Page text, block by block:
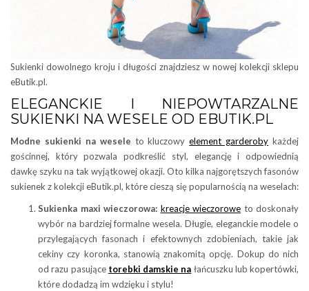
Sukienki dowolnego kroju i długości znajdziesz w nowej kolekcji sklepu
eButik.pl.
ELEGANCKIE I NIEPOWTARZALNE
SUKIENKI NA WESELE OD EBUTIK.PL
Modne sukienki na wesele to kluczowyelement garderoby każdej
gościnnej, który pozwala podkreślić styl, elegancję i odpowiednią
dawkę szyku na tak wyjątkowej okazji. Oto kilka najgorętszych fasonów
sukienek z kolekcji eButik.pl, które cieszą się popularnością na weselach:
Sukienka maxi wieczorowa: kreacje wieczorowe to doskonały
wybór na bardziej formalne wesela. Długie, eleganckie modele o
przylegających fasonach i efektownych zdobieniach, takie jak
cekiny czy koronka, stanowią znakomitą opcję. Dokup do nich
od razu pasujące torebki damskie na łańcuszku lub kopertówki,
które dodadzą im wdzięku i stylu!